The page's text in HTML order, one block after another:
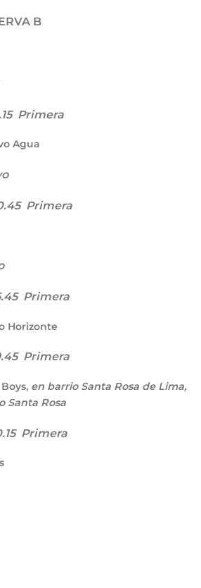
B
Primera
Agua
Primera
Primera
Horizonte
Primera
en barrio Santa Rosa de Lima,
Santa Rosa
Primera